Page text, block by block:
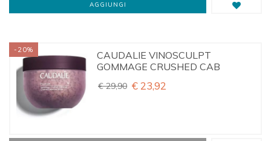
AGGIUNGI
CAUDALIE VINOSCULPT
GOMMAGE CRUSHED CAB
€ 29,90 € 23,92
-20%